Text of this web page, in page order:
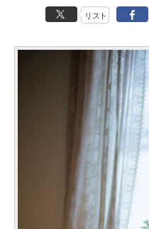
リスト